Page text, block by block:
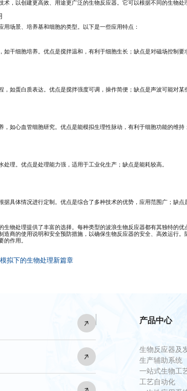
，以创建更高效、用途更广泛的生物反应器。它可以根据不同的生物处
场景、培养基和细胞的类型。以下是一些应用特点：
干细胞培养。优点是搅拌温和，有利于细胞生长；缺点是对磁场控制要
如蛋白质表达。优点是搅拌强度可调，操作简便；缺点是声波可能对某
如心血管细胞研究。优点是能模拟生理性脉动，有利于细胞功能的维持
理。优点是处理能力强，适用于工业化生产；缺点是能耗较高。
具体情况进行定制。优点是综合了多种技术的优势，应用范围广；缺点
生物处理提供了丰富的选择。每种类型的波浪生物反应器都有其独特的
造商的使用说明和安全预防措施，以确保生物反应器的安全、高效运行
作用。
拟下的生物处理新篇章
产品中心
生物反应器及
生产辅助系统
一站式生物工
工艺自动化